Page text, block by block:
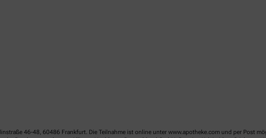
46-48, 60486 Frankfurt. Die Teilnahme ist online unter www.apotheke.com und per Post